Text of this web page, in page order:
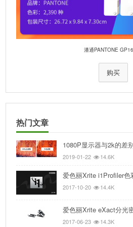
潘通PANTONE
购买
热门文章
1080P显示器与2k的差
2019-01-22 14.6K
爱色丽Xrite i1Profiler
2017-10-20 14.4K
爱色丽Xrite eXact分光
2017-06-23 14.3K